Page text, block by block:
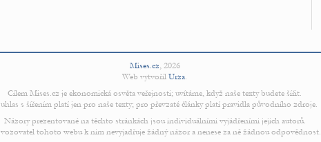
Mises.cz, 2026
Web vytvořil Urza.
Cílem Mises.cz je ekonomická osvěta veřejnosti; uvítáme, když naše texty budete šířit.
s šířením platí jen pro naše texty; pro převzaté články platí pravidla původního zdroje.
Názory prezentované na těchto stránkách jsou individuálními vyjádřeními jejich autorů.
tohoto webu k nim nevyjadřuje žádný názor a nenese za ně žádnou odpovědnost.